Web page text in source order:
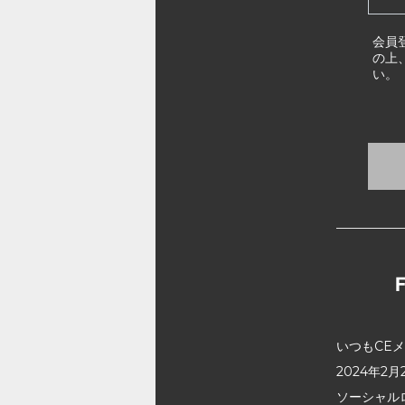
会員
の上
い。
いつもCE
2024年2月
ソーシャ